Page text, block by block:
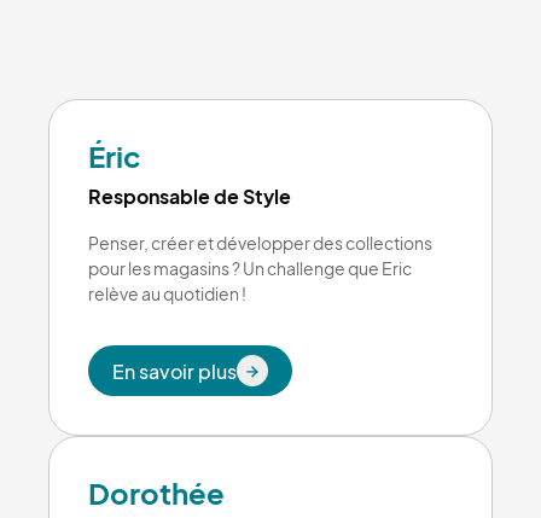
Éric
Responsable de Style
Penser, créer et développer des collections
pour les magasins ? Un challenge que Eric
relève au quotidien !
En savoir plus
En savoir plus
Dorothée